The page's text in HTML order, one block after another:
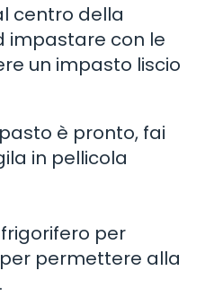
centro della
impastare con le
un impasto liscio
è pronto, fai
in pellicola
per
permettere alla